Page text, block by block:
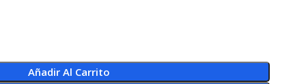
Añadir Al Carrito